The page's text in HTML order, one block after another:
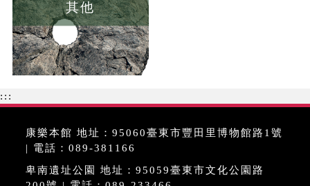
其他
:::
康樂本館 地址：95060臺東市豐田里博物館路1號
| 電話：089-381166
卑南遺址公園 地址：95059臺東市文化公園路